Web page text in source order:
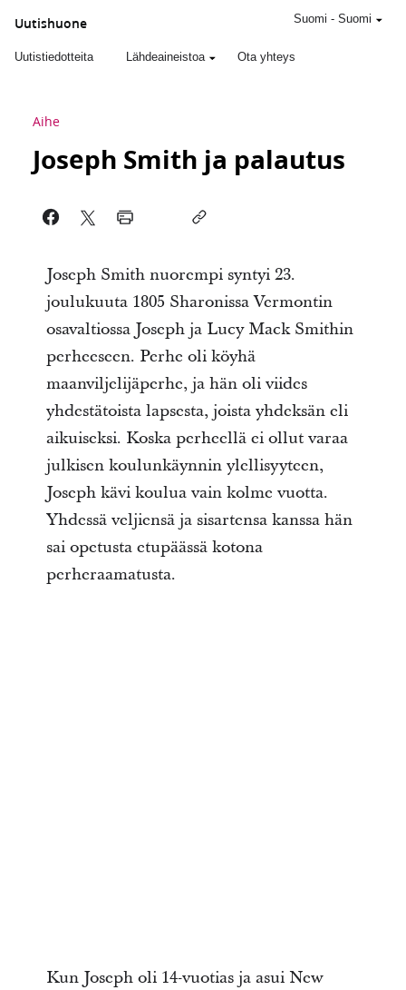
Uutishuone
Uutistiedotteita Lähdeaineistoa Ota yhteys
Suomi - Suomi
Aihe
Joseph Smith ja palautus
Joseph Smith nuorempi syntyi 23.
joulukuuta 1805 Sharonissa Vermontin
osavaltiossa Joseph ja Lucy Mack Smithin
perheeseen. Perhe oli köyhä
maanviljelijäperhe, ja hän oli viides
yhdestätoista lapsesta, joista yhdeksän eli
aikuiseksi. Koska perheellä ei ollut varaa
julkisen koulunkäynnin ylellisyyteen,
Joseph kävi koulua vain kolme vuotta.
Yhdessä veljiensä ja sisartensa kanssa hän
sai opetusta etupäässä kotona
perheraamatusta.
Kun Joseph oli 14-vuotias ja asui New